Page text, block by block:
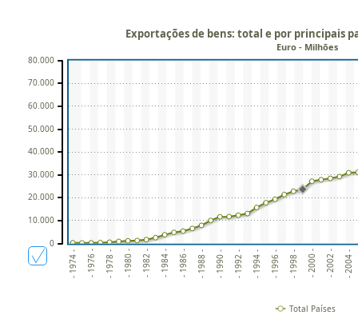
- 1974 - - 1976 - - 1978 - - 1980 - - 1982 - - 1984 - - 1986 - - 1988 - - 1990 - - 1992 - - 1994 - - 1996 - - 1998 - - 2000 - - 2002 - - 2004 -
Exportações de bens: total e por principais
Euro - Milhões
0
10.000
20.000
30.000
40.000
50.000
60.000
70.000
80.000
Total Países